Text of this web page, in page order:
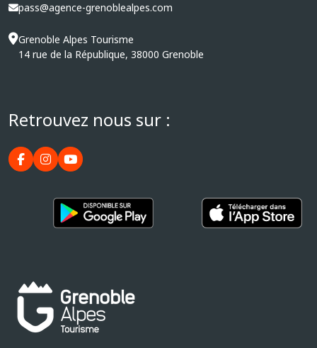
pass@agence-grenoblealpes.com
Grenoble Alpes Tourisme
14 rue de la République, 38000 Grenoble
Retrouvez nous sur :